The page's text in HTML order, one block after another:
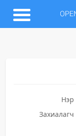
Нэр
Захиалагч